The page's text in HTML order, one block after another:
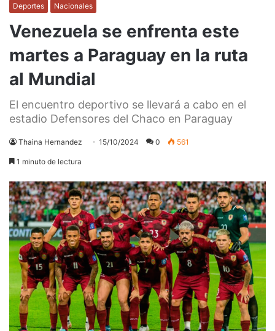
Deportes Nacionales
Venezuela se enfrenta este
martes a Paraguay en la ruta
al Mundial
El encuentro deportivo se llevará a cabo en el
estadio Defensores del Chaco en Paraguay
Thaina Hernandez 15/10/2024 0 561
1 minuto de lectura